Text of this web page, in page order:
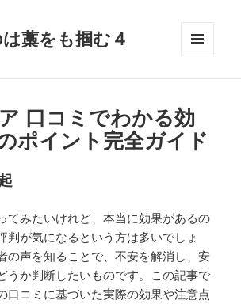
藁をも掴む４
ット
口コミでわかる効
ポイント完全ガイド
てみたいけれど、本当に効果があるの
判が気になるという方は多いでしょ
の声を知ることで、不安を解消し、安
うか判断したいものです。この記事で
口コミに基づいた実際の効果や注意点